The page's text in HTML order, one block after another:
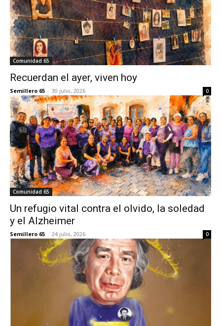
Comunidad 65
Recuerdan el ayer, viven hoy
Semillero 65 - 30 julio, 2026 0
Comunidad 65
Un refugio vital contra el olvido, la soledad
y el Alzheimer
Semillero 65 - 24 julio, 2026 0